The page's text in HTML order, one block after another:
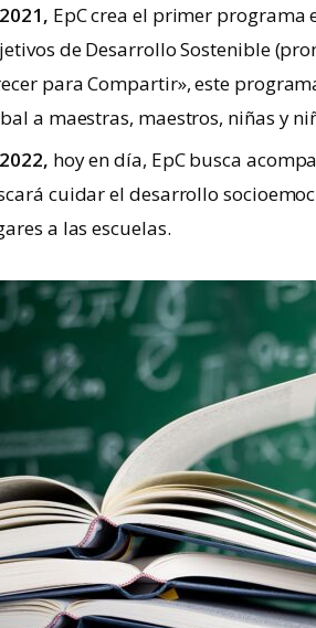
EpC crea el primer
de Desarrollo Sostenible
para Compartir», este
a maestras, maestros, niñas y
hoy en día, EpC busca
cuidar el desarrollo
a las escuelas.